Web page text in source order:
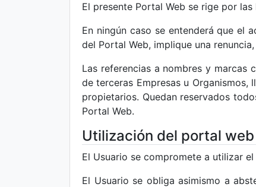
El presente Portal Web se rige por
En ningún caso se entenderá que el
del Portal Web, implique una
Las referencias a nombres y
de terceras Empresas u
propietarios. Quedan reservados
Portal Web.
Utilización del portal web
El Usuario se compromete a utilizar
El Usuario se obliga asimismo a